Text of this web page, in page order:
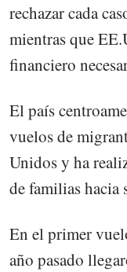
rechazar cada
mientras que
financiero
El país
vuelos de
Unidos y ha
de familias hacia
En el primer
año pasado